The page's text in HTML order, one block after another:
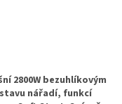
2800W bezuhlíkovým
nářadí, funkcí